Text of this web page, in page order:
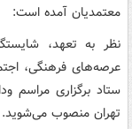
معتمدیان آمده است:
نظر به تعهد،
عرصه‌های فرهنگی،
ستاد برگزاری مراسم
تهران منصوب می‌شوید.